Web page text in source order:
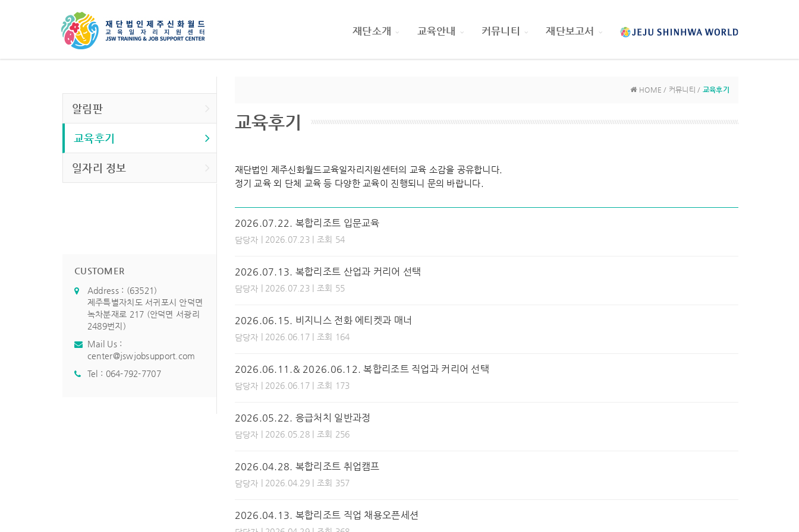
재단소개 교육안내 커뮤니티 재단보고서
알림판
교육후기
일자리 정보
CUSTOMER
Address : (63521)
제주특별자치도 서귀포시 안덕면
녹차분재로 217 (안덕면 서광리
2489번지)
Mail Us :
center@jswjobsupport.com
Tel : 064-792-7707
HOME / 커뮤니티 / 교육후기
교육후기
재단법인 제주신화월드교육일자리지원센터의 교육 소감을 공유합니다.
정기 교육 외 단체 교육 등 다양한 교육이 진행되니 문의 바랍니다.
2026.07.22. 복합리조트 입문교육
담당자 | 2026.07.23 | 조회 54
2026.07.13. 복합리조트 산업과 커리어 선택
담당자 | 2026.07.23 | 조회 55
2026.06.15. 비지니스 전화 에티켓과 매너
담당자 | 2026.06.17 | 조회 164
2026.06.11.& 2026.06.12. 복합리조트 직업과 커리어 선택
담당자 | 2026.06.17 | 조회 173
2026.05.22. 응급처치 일반과정
담당자 | 2026.05.28 | 조회 256
2026.04.28. 복합리조트 취업캠프
담당자 | 2026.04.29 | 조회 357
2026.04.13. 복합리조트 직업 채용오픈세션